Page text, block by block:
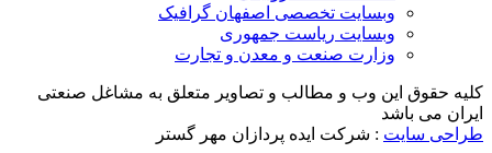
وبسایت تخصصی اصفهان گرافیک
وبسایت ریاست جمهوری
وزارت صنعت و معدن و تجارت
کلیه حقوق این وب و مطالب و تصاویر متعلق به مشاغل صنعتی
ایران می باشد
طراحی سایت : شرکت ایده پردازان مهر گستر